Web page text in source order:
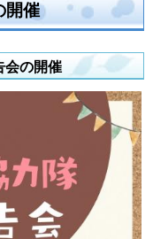
開催
会の開催